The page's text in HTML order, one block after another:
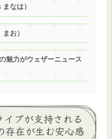
なは）
お）
魅力がウェザーニュース
イブが支持される
存在が生む安心感